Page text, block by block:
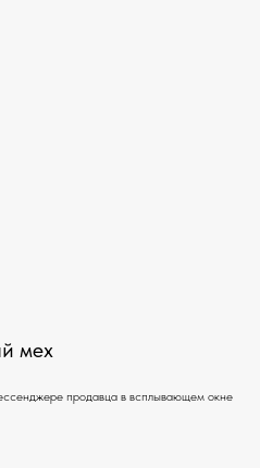
мех
продавца в всплывающем окне